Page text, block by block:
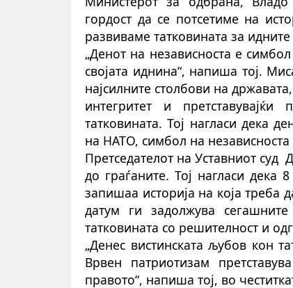
гордост да се потсетиме на
развиваме татковината за
„Денот на независноста е
својата иднина“, напиша тој.
најсилните столбови на
интегритет и
татковината. Тој нагласи дека
на НАТО, симбол на независноста
Претседателот на Уставниот суд
до граѓаните. Тој нагласи дека
запишаа историја на која треба
датум ги задолжува
татковината со решителност и
„Денес вистинската љубов кон
Врвен патриотизам
правото“, напиша тој, во